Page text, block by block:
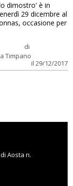
di
Timpano
il 29/12/2017
dimostro' è in
29 dicembre al
occasione per
Aosta n.